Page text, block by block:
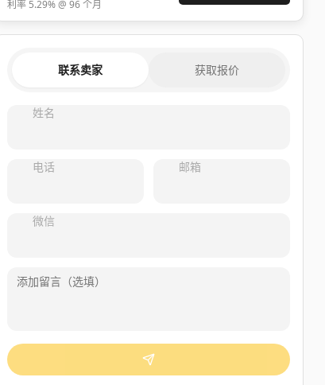
利率 5.29% @ 96个月
联系卖家 获取报价
姓名
电话 邮箱
微信